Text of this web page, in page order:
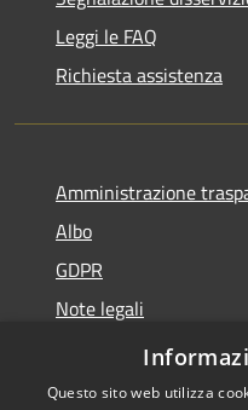
Leggi le FAQ
Richiesta assistenza
Amministrazione
Albo
GDPR
Note legali
Dichiarazione di
Questo sito web utilizza